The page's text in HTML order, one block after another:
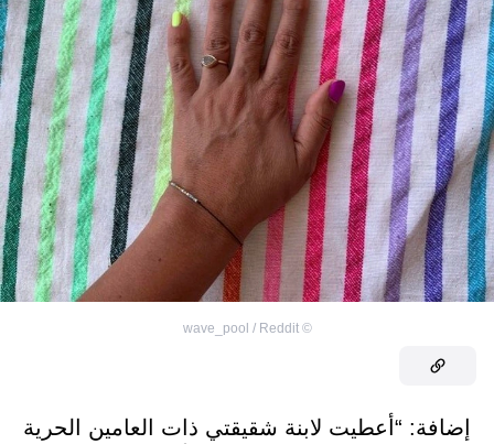
©
wave_pool / Reddit
إضافة: “أعطيت لابنة شقيقتي ذات العامين الحرية